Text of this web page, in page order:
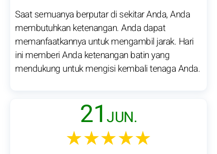
Saat semuanya berputar di sekitar Anda, Anda
membutuhkan ketenangan. Anda dapat
memanfaatkannya untuk mengambil jarak. Hari
ini memberi Anda ketenangan batin yang
mendukung untuk mengisi kembali tenaga Anda.
21 JUN.
★★★★★